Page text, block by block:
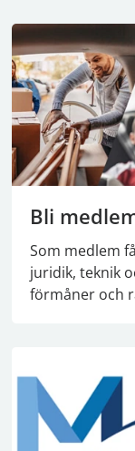
Bli
Som medlem
juridik, teknik
förmåner och